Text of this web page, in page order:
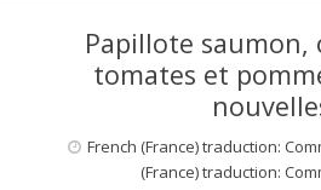
Papillote saumon,
tomates et
French (France) traduction:
(France) traduction: